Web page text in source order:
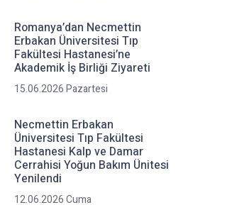
Romanya’dan Necmettin
Erbakan Üniversitesi Tıp
Fakültesi Hastanesi’ne
Akademik İş Birliği Ziyareti
15.06.2026 Pazartesi
Necmettin Erbakan
Üniversitesi Tıp Fakültesi
Hastanesi Kalp ve Damar
Cerrahisi Yoğun Bakım Ünitesi
Yenilendi
12.06.2026 Cuma